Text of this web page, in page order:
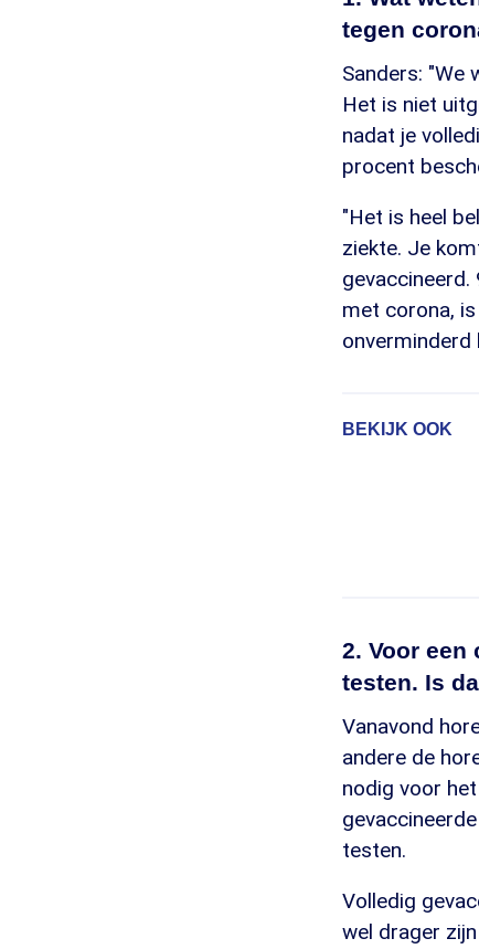
tegen
Sanders:
Het is niet
nadat je
procent
"Het is heel
ziekte. Je
gevaccineerd.
met corona,
onverminderd
BEKIJK OOK
2. Voor
testen. Is
Vanavond
andere de
nodig voor
testen.
Volledig
wel drager